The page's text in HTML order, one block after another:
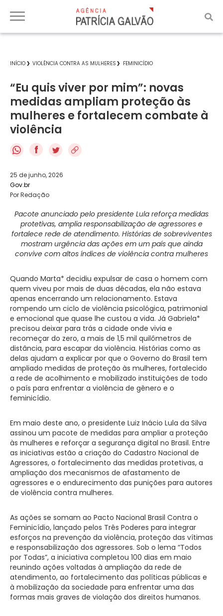
INÍCIO VIOLÊNCIA CONTRA AS MULHERES FEMINICÍDIO
“Eu quis viver por mim”: novas
medidas ampliam proteção às
mulheres e fortalecem combate à
violência
f
25 de junho, 2026
Gov.br
Por Redação
Pacote anunciado pelo presidente Lula reforça medidas
protetivas, amplia responsabilização de agressores e
fortalece rede de atendimento. Histórias de sobreviventes
mostram urgência das ações em um país que ainda
convive com altos índices de violência contra mulheres
Quando Marta* decidiu expulsar de casa o homem com
quem viveu por mais de duas décadas, ela não estava
apenas encerrando um relacionamento. Estava
rompendo um ciclo de violência psicológica, patrimonial
e emocional que quase lhe custou a vida. Já Gabriela*
precisou deixar para trás a cidade onde vivia e
recomeçar do zero, a mais de 1,5 mil quilômetros de
distância, para escapar da violência. Histórias como as
delas ajudam a explicar por que o Governo do Brasil tem
ampliado medidas de proteção às mulheres, fortalecido
a rede de acolhimento e mobilizado instituições de todo
o país para enfrentar a violência de gênero e o
feminicídio.
Em maio deste ano, o presidente Luiz Inácio Lula da Silva
assinou um pacote de medidas para ampliar a proteção
às mulheres e reforçar a segurança digital no Brasil. Entre
as iniciativas estão a criação do Cadastro Nacional de
Agressores, o fortalecimento das medidas protetivas, a
ampliação dos mecanismos de afastamento de
agressores e o endurecimento das punições para autores
de violência contra mulheres.
As ações se somam ao Pacto Nacional Brasil Contra o
Feminicídio, lançado pelos Três Poderes para integrar
esforços na prevenção da violência, proteção das vítimas
e responsabilização dos agressores. Sob o lema “Todos
por Todas”, a iniciativa completou 100 dias em maio
reunindo ações voltadas à ampliação da rede de
atendimento, ao fortalecimento das políticas públicas e
à mobilização da sociedade para enfrentar uma das
formas mais graves de violação dos direitos humanos.